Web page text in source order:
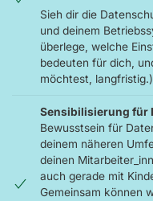
Sieh dir die
und deinem
überlege, welche
bedeuten für dich,
möchtest, langfristig.)
Sensibilisierung für
Bewusstsein für
deinem näheren
deinen
auch gerade mit
Gemeinsam können